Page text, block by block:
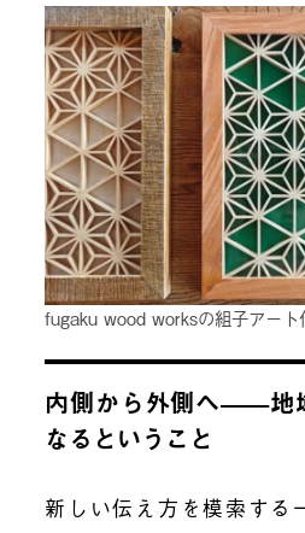
fugaku wood worksの組子アート
内側から外側へ——地
なるということ
新しい伝え方を模索する